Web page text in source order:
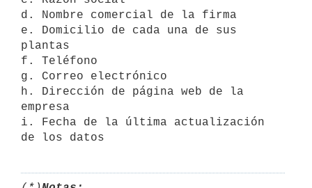
d. Nombre comercial de la firma
e. Domicilio de cada una de sus
plantas
f. Teléfono
g. Correo electrónico
h. Dirección de página web de la
empresa
i. Fecha de la última actualización